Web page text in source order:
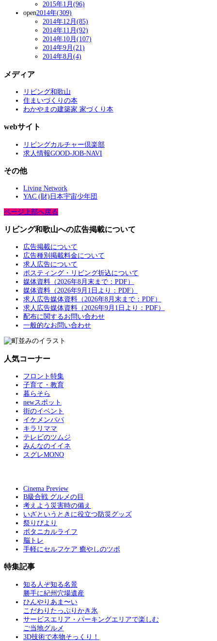
2015年1月(96)
open2014年(309)
2014年12月(85)
2014年11月(92)
2014年10月(107)
2014年9月(21)
2014年8月(4)
メディア
リビング和歌山
住まいづくりの本
わかやまの建築家 家づくり本
webサイト
リビングカルチャー倶楽部
求人情報GOOD-JOB-NAVI
その他
Living Network
YAC (財)日本宇宙少年団
ページ上部へ戻る
リビング和歌山への広告掲載について
広告掲載について
広告種別掲載料金について
求人広告について
ポスティング・リビング折込について
媒体資料（2026年8月末まで：PDF）
媒体資料（2026年9月1日より：PDF）
求人広告媒体資料（2026年8月末まで：PDF）
求人広告媒体資料（2026年9月1日より：PDF）
配布に関するお問い合わせ
一般的なお問い合わせ
人気コーナー
フロント特集
子育て・教育
暮らそら
newスポット
街のイベント
イケメンパパ
キラリママ
テレビのツムジ
みんなのイイネ
スグレMONO
Cinema Preview
B級合戦 グルメの目
考えよう災害時の備え
いざというときに役立つ防災グッズ
祭りびより
ボタニカルライフ
脳トレ
手軽にセルフケア 癒やしのツボ
特集記事
知る人ぞ知る名景
勝手に紀州穴場遺産
ひんやりあま〜い
こだわりたっぷりかき氷
サービスエリア・パーキングエリアで楽しむ
ご当地グルメ
3D技術で本物そっくり！